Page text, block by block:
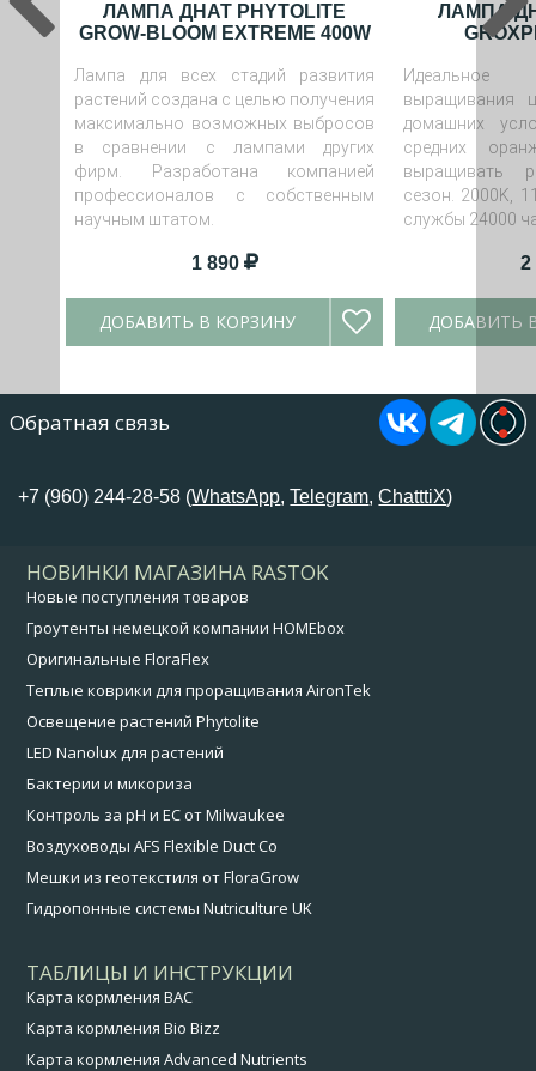
ЛАМПА ДНАТ PHYTOLITE
GROW-BLOOM EXTREME 400W
Лампа для всех стадий развития
растений создана с целью получения
максимально возможных выбросов
в сравнении с лампами других
фирм. Разработана компанией
профессионалов с собственным
научным штатом.
1 890
ДОБАВИТЬ В КОРЗИНУ
ЛАМПА
выращивания
домашних
средних
выращивать
сезон. 2000K,
службы 24000
2
ДОБАВИТЬ
Обратная связь
+7 (960) 244-28-58 (WhatsApp,Telegram,ChatttiX)
НОВИНКИ МАГАЗИНА RASTOK
Новые поступления товаров
Гроутенты немецкой компании HOMEbox
Оригинальные FloraFlex
Теплые коврики для проращивания AironTek
Освещение растений Phytolite
LED Nanolux для растений
Бактерии и микориза
Контроль за pH и EC от Milwaukee
Воздуховоды AFS Flexible Duct Co
Мешки из геотекстиля от FloraGrow
Гидропонные системы Nutriculture UK
ТАБЛИЦЫ И ИНСТРУКЦИИ
Карта кормления BAC
Карта кормления Bio Bizz
Карта кормления Advanced Nutrients